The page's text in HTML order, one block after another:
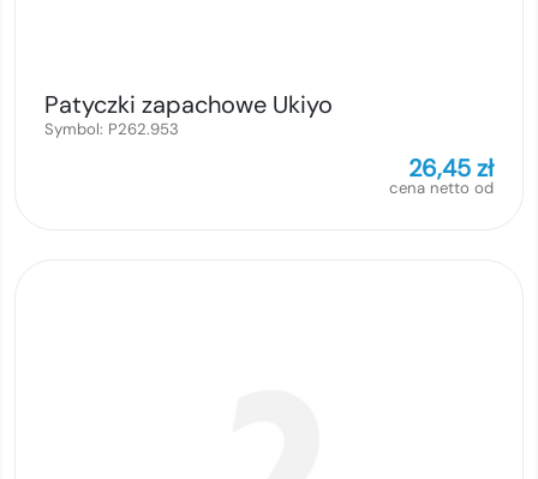
Patyczki zapachowe Ukiyo
Symbol: P262.953
26,45zł
cena netto od